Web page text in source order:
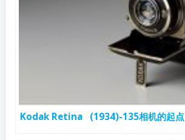
Kodak Retina (1934)-135相机的起点